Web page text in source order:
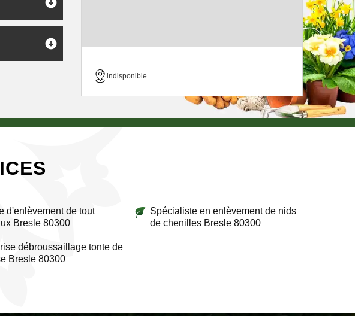
indisponible
d'enlèvement de tout
Bresle 80300
débroussaillage tonte de
Bresle 80300
Spécialiste en enlèvement de nids
de chenilles Bresle 80300